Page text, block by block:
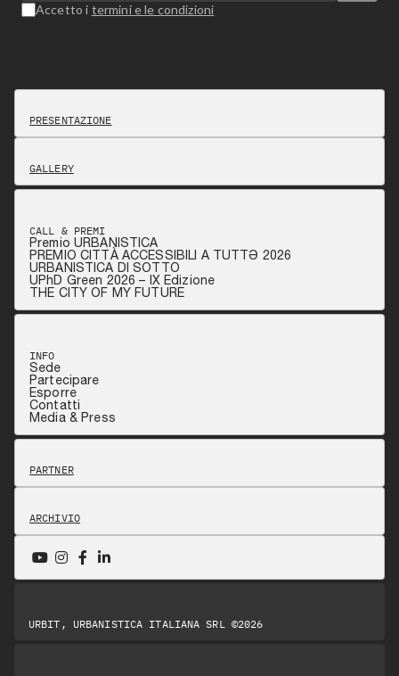
Accetto i termini e le condizioni
PRESENTAZIONE
GALLERY
CALL & PREMI
Premio URBANISTICA
PREMIO CITTÀ ACCESSIBILI A TUTTƏ 2026
URBANISTICA DI SOTTO
UPhD Green 2026 – IX Edizione
THE CITY OF MY FUTURE
INFO
Sede
Partecipare
Esporre
Contatti
Media & Press
PARTNER
ARCHIVIO
URBIT, URBANISTICA ITALIANA SRL ©2026